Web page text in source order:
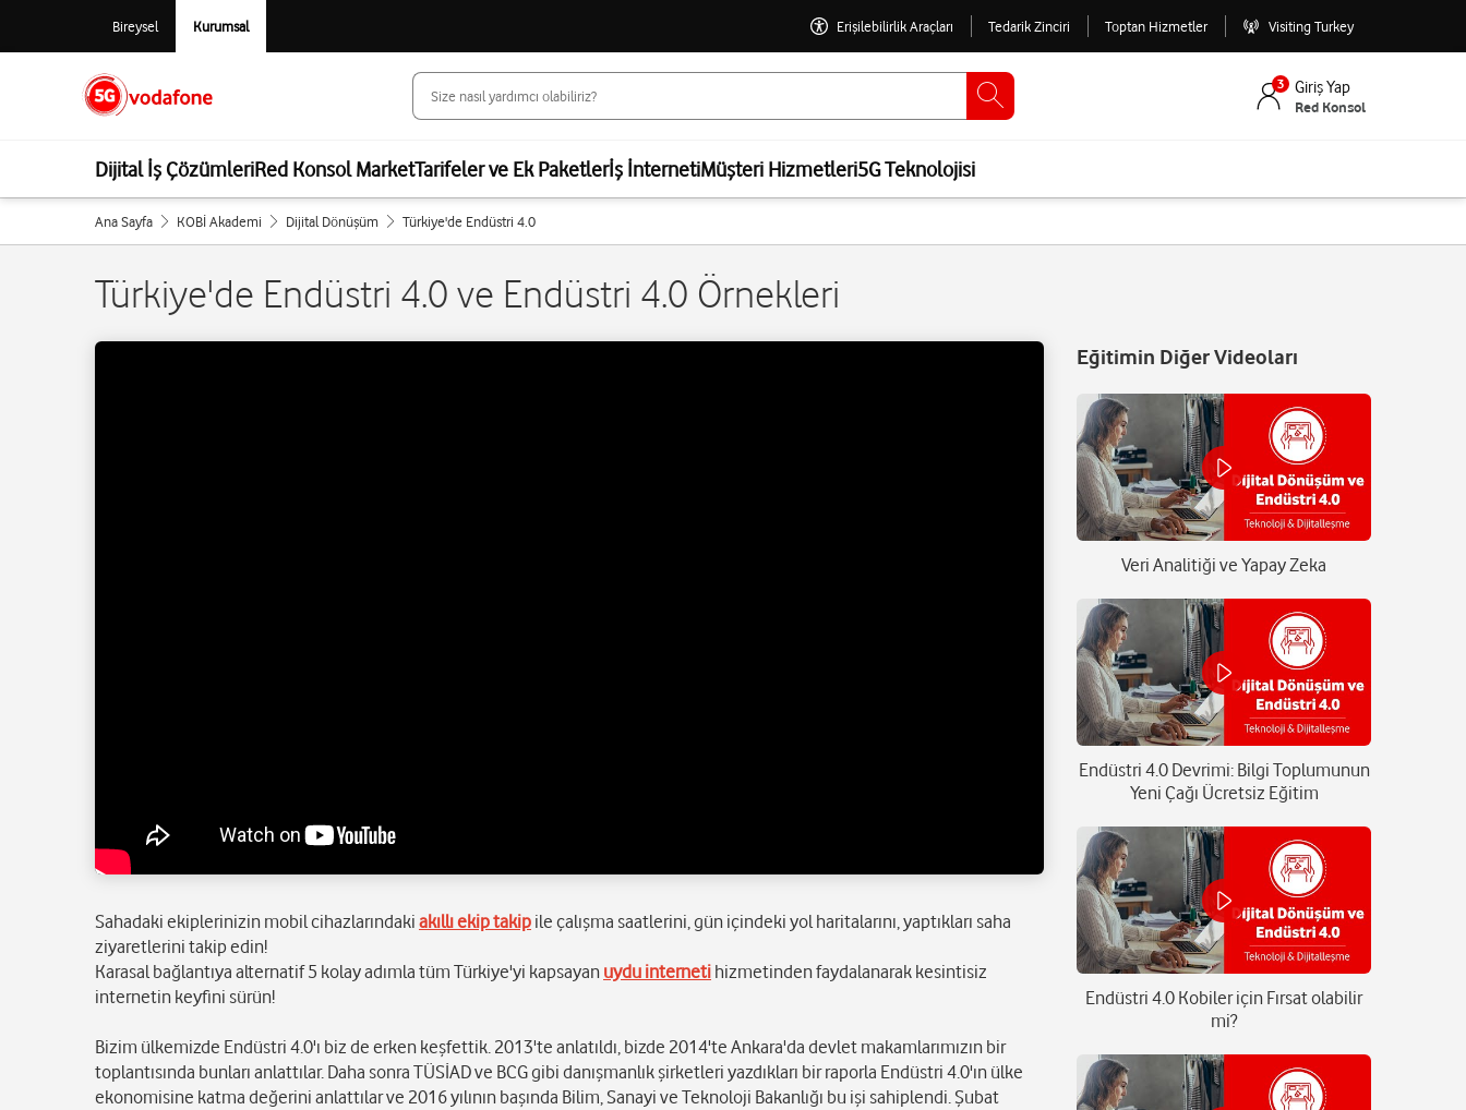
Bireysel Kurumsal Erişilebilirlik Araçları Tedarik Zinciri Toptan Hizmetler Visiting Turkey
3 Giriş Yap
Red Konsol
Dijital İş ÇözümleriRed Konsol MarketTarifeler ve Ek Paketlerİş İnternetiMüşteri Hizmetleri5G Teknolojisi
Ana Sayfa KOBİ Akademi Dijital Dönüşüm Türkiye'de Endüstri 4.0
Türkiye'de Endüstri 4.0 ve Endüstri 4.0 Örnekleri
Sahadaki ekiplerinizin mobil cihazlarındaki akıllı ekip takip ile çalışma saatlerini, gün içindeki yol haritalarını, yaptıkları saha
ziyaretlerini takip edin!
Karasal bağlantıya alternatif 5 kolay adımla tüm Türkiye'yi kapsayan uydu interneti hizmetinden faydalanarak kesintisiz
internetin keyfini sürün!
Bizim ülkemizde Endüstri 4.0'ı biz de erken keşfettik. 2013'te anlatıldı, bizde 2014'te Ankara'da devlet makamlarımızın bir
toplantısında bunları anlattılar. Daha sonra TÜSİAD ve BCG gibi danışmanlık şirketleri yazdıkları bir raporla Endüstri 4.0'ın ülke
ekonomisine katma değerini anlattılar ve 2016 yılının başında Bilim, Sanayi ve Teknoloji Bakanlığı bu işi sahiplendi. Şubat
Eğitimin Diğer Videoları
Veri Analitiği ve Yapay Zeka
Endüstri 4.0 Devrimi: Bilgi Toplumunun
Yeni Çağı Ücretsiz Eğitim
Endüstri 4.0 Kobiler için Fırsat olabilir
mi?